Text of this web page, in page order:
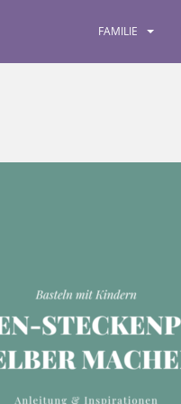
FAMILIE